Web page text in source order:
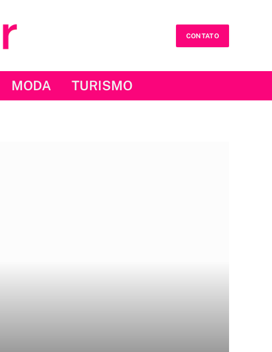
CONTATO
MODA TURISMO